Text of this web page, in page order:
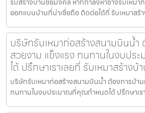
ออกแบบบ้านที่น่าเชื่อถือ ติดต่อได้ที่ รับเหมาสร้
บริษัทรับเหมาก่อสร้างสนามบินน้ำ
สวยงาม แข็งแรง ทนทานในงบป
ได้ ปรึกษาเราเลยที่ รับเหมาสร้างบ้
บริษัทรับเหมาก่อสร้างสนามบินน้ำ ต้องการบ้า
ทนทานในงบประมาณที่คุณกำหนดได้ ปรึกษาเร